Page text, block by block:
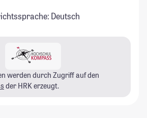
Deutsch
werden durch Zugriff auf den
der HRK erzeugt.